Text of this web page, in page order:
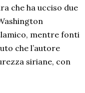
che ha ucciso due
mentre fonti
che l’autore
siriane, con